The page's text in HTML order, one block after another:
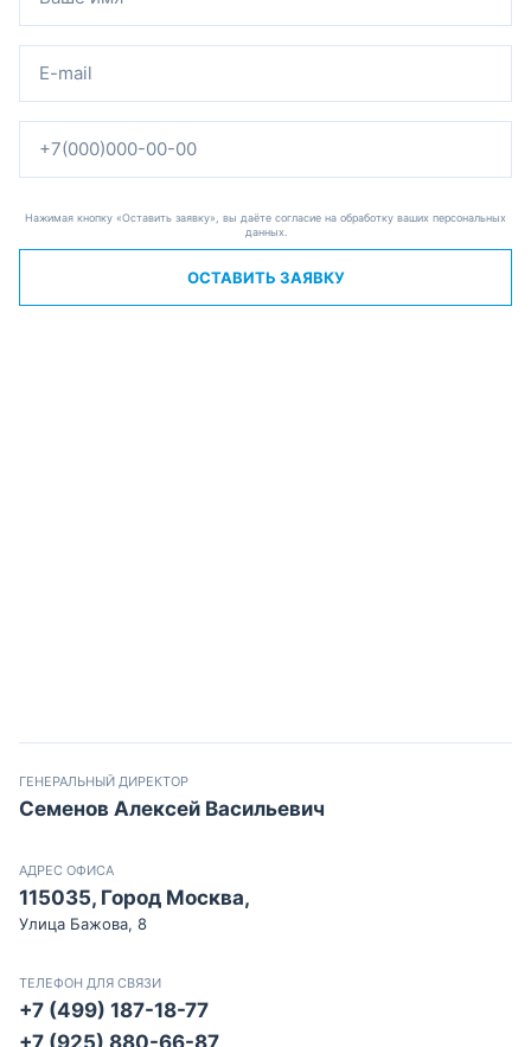
Нажимая кнопку «Оставить заявку», вы даёте согласие на обработку ваших персональных
данных.
ОСТАВИТЬ ЗАЯВКУ
ГЕНЕРАЛЬНЫЙ ДИРЕКТОР
Семенов Алексей Васильевич
АДРЕС ОФИСА
115035, Город Москва,
Улица Бажова, 8
ТЕЛЕФОН ДЛЯ СВЯЗИ
+7 (499) 187-18-77
+7 (925) 880-66-87